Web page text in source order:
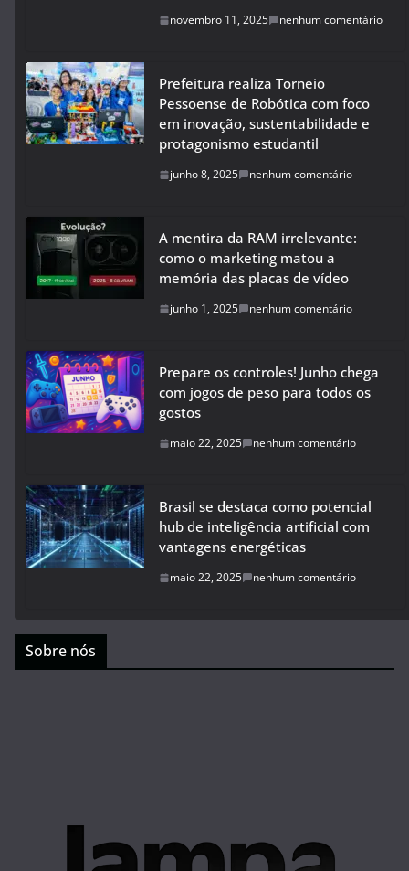
novembro 11, 2025 nenhum comentário
Prefeitura realiza Torneio
Pessoense de Robótica com foco
em inovação, sustentabilidade e
protagonismo estudantil
junho 8, 2025 nenhum comentário
A mentira da RAM irrelevante:
como o marketing matou a
memória das placas de vídeo
junho 1, 2025 nenhum comentário
Prepare os controles! Junho chega
com jogos de peso para todos os
gostos
maio 22, 2025 nenhum comentário
Brasil se destaca como potencial
hub de inteligência artificial com
vantagens energéticas
maio 22, 2025 nenhum comentário
Sobre nós